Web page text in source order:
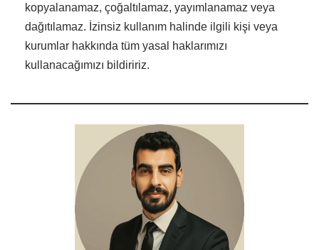
kopyalanamaz, çoğaltılamaz, yayımlanamaz veya
dağıtılamaz. İzinsiz kullanım halinde ilgili kişi veya
kurumlar hakkında tüm yasal haklarımızı
kullanacağımızı bildiririz.